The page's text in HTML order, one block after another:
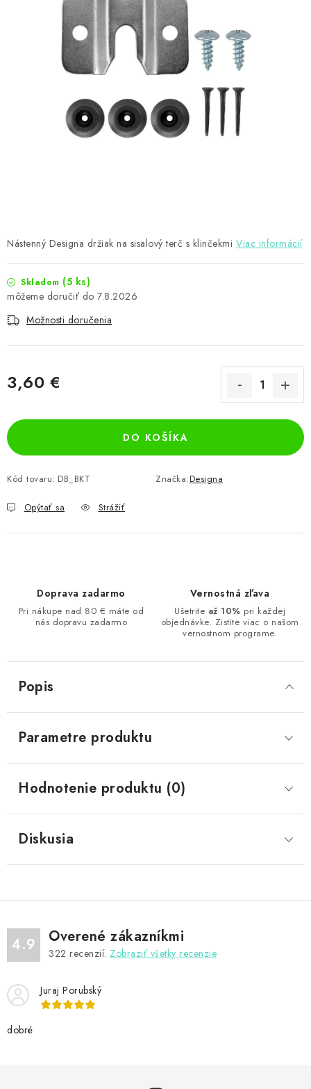
OBLEČENIE
Nástenný Designa držiak na sisalový terč s klinčekmi Viac informácií
Skladom (5 ks)
7.8.2026
Možnosti doručenia
3,60 €
DO KOŠÍKA
Kód tovaru: DB_BKT Značka:Designa
Opýtať sa Strážiť
Doprava zadarmo
Pri nákupe nad 80 € máte od
nás dopravu zadarmo
Vernostná zľava
Ušetrite až 10% pri každej
objednávke. Zistite viac o našom
vernostnom programe.
Popis
Parametre produktu
Hodnotenie produktu (0)
Diskusia
4.9 Overené zákazníkmi
322 recenzií. Zobraziť všetky recenzie
Juraj Porubský
dobré